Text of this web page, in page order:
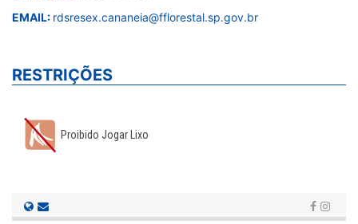
EMAIL: rdsresex.cananeia@fflorestal.sp.gov.br
RESTRIÇÕES
Proibido Jogar Lixo